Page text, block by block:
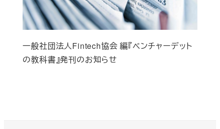
一般社団法人Fintech協会 編『ベンチャーデット
の教科書』発刊のお知らせ